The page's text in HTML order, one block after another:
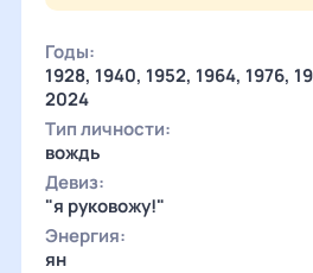
Годы:
1928, 1940, 1952, 1964, 1976,
2024
Тип личности:
вождь
Девиз:
"я руковожу!"
Энергия:
ян